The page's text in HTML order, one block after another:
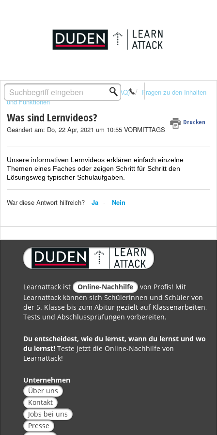
Lösungsstartseite Häufige Fragen (FAQ)
Fragen zu den Inhalten
und Funktionen
Was sind Lernvideos? Drucken
Geändert am: Do, 22 Apr, 2021 um 10:55 VORMITTAGS
Unsere informativen Lernvideos erklären einfach einzelne
Themen eines Faches oder zeigen Schritt für Schritt den
Lösungsweg typischer Schulaufgaben.
War diese Antwort hilfreich? Ja Nein
Learnattack ist Online-Nachhilfe
von Profis! Mit
Learnattack können sich Schülerinnen und Schüler von
der 5. Klasse bis zum Abitur gezielt auf Klassenarbeiten,
Tests und Abschlussprüfungen vorbereiten.
Du entscheidest, wie du lernst, wann du lernst und wo
du lernst! Teste jetzt die Online-Nachhilfe von
Learnattack!
Unternehmen
Über uns
Kontakt
Jobs bei uns
Presse